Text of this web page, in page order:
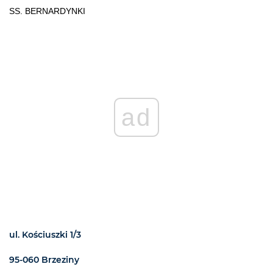
SS. BERNARDYNKI
ad
ul. Kościuszki 1/3
95-060 Brzeziny